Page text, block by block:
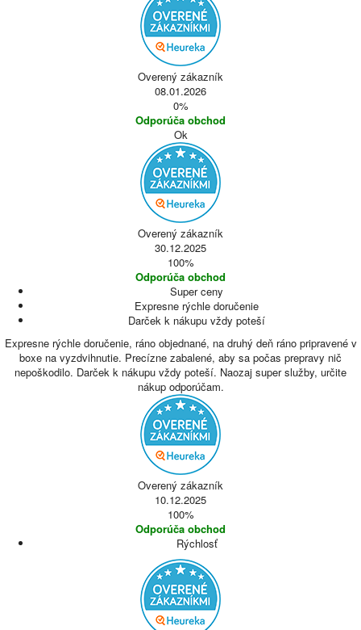
Overený zákazník
08.01.2026
0%
Odporúča obchod
Ok
Overený zákazník
30.12.2025
100%
Odporúča obchod
Super ceny
Expresne rýchle doručenie
Darček k nákupu vždy poteší
Expresne rýchle doručenie, ráno objednané, na druhý deň ráno pripravené v
boxe na vyzdvihnutie. Precízne zabalené, aby sa počas prepravy nič
nepoškodilo. Darček k nákupu vždy poteší. Naozaj super služby, určite
nákup odporúčam.
Overený zákazník
10.12.2025
100%
Odporúča obchod
Rýchlosť